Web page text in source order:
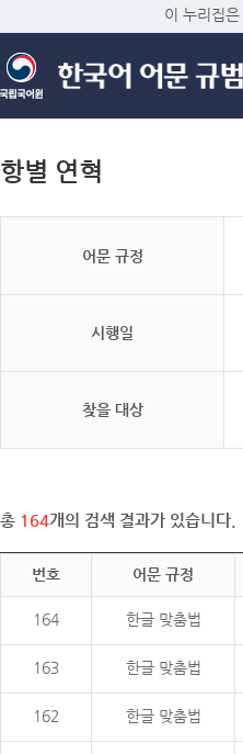
이 누리집
항별 연혁
어문 규정
시행일
찾을 대상
총 164개의 검색 결과가 있습니다.
번호 어문 규정
164 한글 맞춤법
163 한글 맞춤법
162 한글 맞춤법